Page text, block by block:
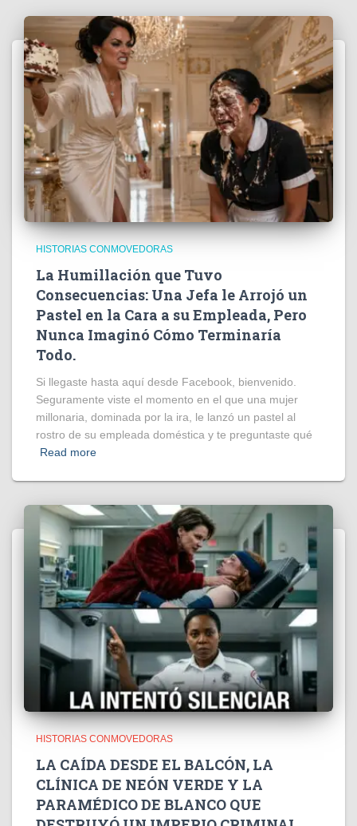
HISTORIAS CONMOVEDORAS
La Humillación que Tuvo
Consecuencias: Una Jefa le Arrojó un
Pastel en la Cara a su Empleada, Pero
Nunca Imaginó Cómo Terminaría
Todo.
Si llegaste hasta aquí desde Facebook, bienvenido.
Seguramente viste el momento en el que una mujer
millonaria, dominada por la ira, le lanzó un pastel al
rostro de su empleada doméstica y te preguntaste qué
Read more
HISTORIAS CONMOVEDORAS
LA CAÍDA DESDE EL BALCÓN, LA
CLÍNICA DE NEÓN VERDE Y LA
PARAMÉDICO DE BLANCO QUE